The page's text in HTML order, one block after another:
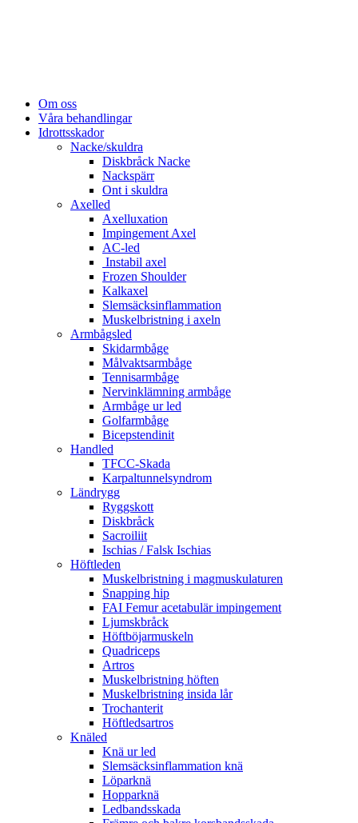
Om oss
Våra behandlingar
Idrottsskador
Nacke/skuldra
Diskbråck Nacke
Nackspärr
Ont i skuldra
Axelled
Axelluxation
Impingement Axel
AC-led
Instabil axel
Frozen Shoulder
Kalkaxel
Slemsäcksinflammation
Muskelbristning i axeln
Armbågsled
Skidarmbåge
Målvaktsarmbåge
Tennisarmbåge
Nervinklämning armbåge
Armbåge ur led
Golfarmbåge
Bicepstendinit
Handled
TFCC-Skada
Karpaltunnelsyndrom
Ländrygg
Ryggskott
Diskbråck
Sacroiliit
Ischias / Falsk Ischias
Höftleden
Muskelbristning i magmuskulaturen
Snapping hip
FAI Femur acetabulär impingement
Ljumskbråck
Höftböjarmuskeln
Quadriceps
Artros
Muskelbristning höften
Muskelbristning insida lår
Trochanterit
Höftledsartros
Knäled
Knä ur led
Slemsäcksinflammation knä
Löparknä
Hopparknä
Ledbandsskada